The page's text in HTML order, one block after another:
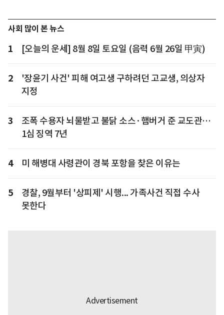
사회 많이 본 뉴스
1 [오늘의 운세] 8월 8일 토요일 (음력 6월 26일 甲寅)
2
'장윤기 사건' 피해 여고생 구하려던 고교생, 의상자
지정
3
조폭 수용자 뇌물받고 불닭 소스·햄버거 준 교도관…
1심 징역 7년
4 미 해병대 사령관이 경북 포항을 찾은 이유는
5
경찰, 9월부터 '상피제' 시행... 가족사건 직접 수사
못한다